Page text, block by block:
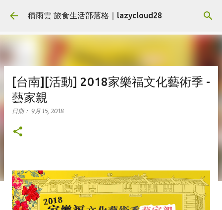
跳到主要內容
積雨雲 旅食生活部落格｜lazycloud28
[台南][活動] 2018家樂福文化藝術季 -
藝家親
日期： 9月 15, 2018